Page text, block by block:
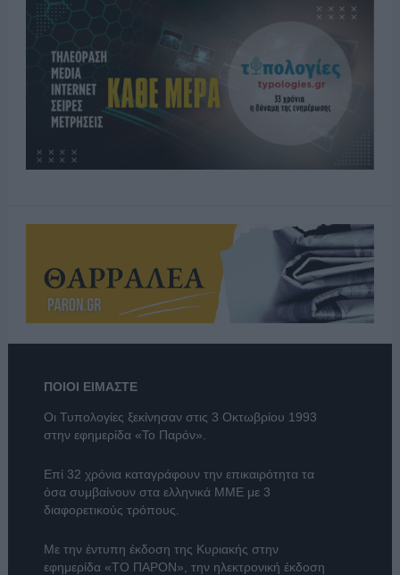
ΠΟΙΟΙ ΕΙΜΑΣΤΕ
Οι Τυπολογίες ξεκίνησαν στις 3 Οκτωβρίου 1993
στην εφημερίδα «Το Παρόν».
Επί 32 χρόνια καταγράφουν την επικαιρότητα τα
όσα συμβαίνουν στα ελληνικά ΜΜΕ με 3
διαφορετικούς τρόπους.
Με την έντυπη έκδοση της Κυριακής στην
εφημερίδα «ΤΟ ΠΑΡΟΝ» , την ηλεκτρονική έκδοση